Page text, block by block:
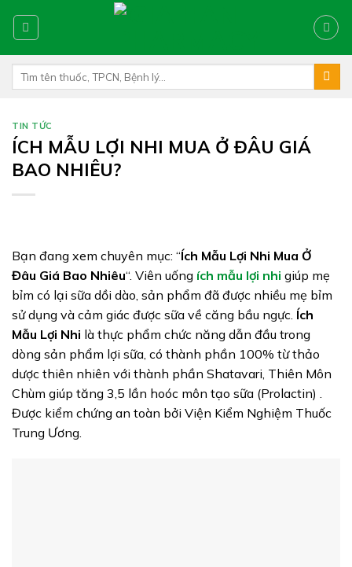
TIN TỨC
ÍCH MẪU LỢI NHI MUA Ở ĐÂU GIÁ
BAO NHIÊU?
Bạn đang xem chuyên mục: “Ích Mẫu Lợi Nhi Mua Ở
Đâu Giá Bao Nhiêu“. Viên uống ích mẫu lợi nhi giúp mẹ
bỉm có lại sữa dồi dào, sản phẩm đã được nhiều mẹ bỉm
sử dụng và cảm giác được sữa về căng bầu ngực. Ích
Mẫu Lợi Nhi là thực phẩm chức năng dẫn đầu trong
dòng sản phẩm lợi sữa, có thành phần 100% từ thảo
dược thiên nhiên với thành phần Shatavari, Thiên Môn
Chùm giúp tăng 3,5 lần hoóc môn tạo sữa (Prolactin) .
Được kiểm chứng an toàn bởi Viện Kiểm Nghiệm Thuốc
Trung Ương.